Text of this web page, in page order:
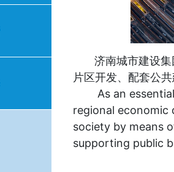
济南城市建设集
片区开发、配套公
As an essential
regional economic
society by means
supporting public